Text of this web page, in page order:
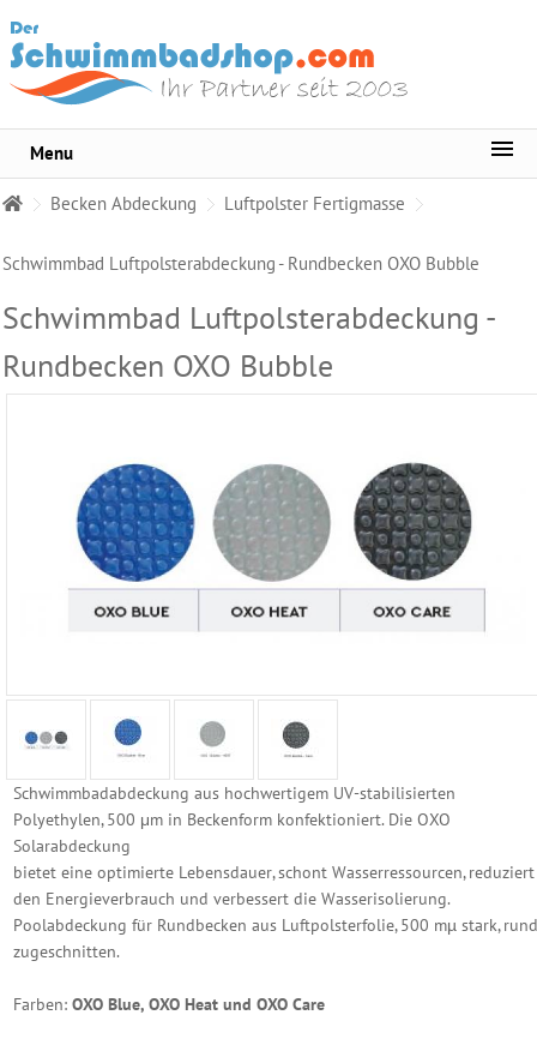
Becken Abdeckung Luftpolster Fertigmasse
Schwimmbad Luftpolsterabdeckung - Rundbecken OXO Bubble
Schwimmbad Luftpolsterabdeckung -
Rundbecken OXO Bubble
Schwimmbadabdeckung aus hochwertigem UV-stabilisierten
Polyethylen, 500 μm in Beckenform konfektioniert. Die OXO
Solarabdeckung
bietet eine optimierte Lebensdauer, schont Wasserressourcen, reduziert
den Energieverbrauch und verbessert die Wasserisolierung.
Poolabdeckung für Rundbecken aus Luftpolsterfolie, 500 mµ stark, rund
zugeschnitten.
Farben: OXO Blue, OXO Heat und OXO Care
Sortiment
Pflege
Wasser
Reinigungsmittel
Schwimmbecken
Folien
Ersatzhüllen
Becken
Randsteine
Becken
Einbauteile
Abdeckung
Menu